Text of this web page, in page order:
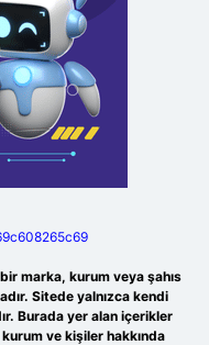
marka, kurum veya şahıs
Sitede yalnızca kendi
Burada yer alan içerikler
ve kişiler hakkında